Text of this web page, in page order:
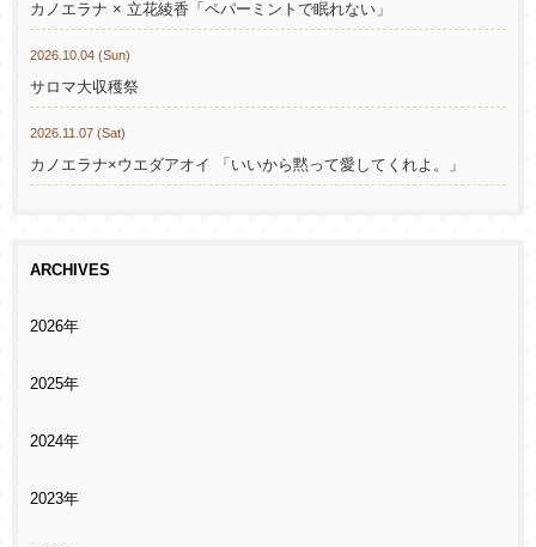
カノエラナ × 立花綾香「ペパーミントで眠れない」
2026.10.04 (Sun)
サロマ大収穫祭
2026.11.07 (Sat)
カノエラナ×ウエダアオイ 「いいから黙って愛してくれよ。」
ARCHIVES
2026年
2025年
2024年
2023年